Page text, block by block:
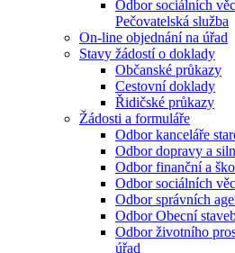
Odbor sociálních
Pečovatelská služba
On-line objednání na úřad
Stavy žádostí o doklady
Občanské průkazy
Cestovní doklady
Řidičské průkazy
Žádosti a formuláře
Odbor kanceláře
Odbor dopravy a
Odbor finanční a
Odbor sociálních
Odbor správních
Odbor Obecní
Odbor životního
úřad